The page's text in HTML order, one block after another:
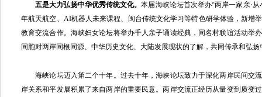
五是大力弘扬中华优秀传统文化。本届海峡论坛首次举办“两岸一家亲·
年航天航空、AI机器人未来课程、闽台传统文化学习等特色研学体验，新增
教育交流合作。海峡妇女论坛将举办千人亲子诵读经典，同名村联谊活动举
同胞对两岸同根同源、中华历史文化、大陆发展现状的了解，共同传承和弘
海峡论坛迈入第二个十年。过去十年，海峡论坛致力于深化两岸民间交
岸关系和平发展积累了来自两岸的重要民意。两岸交流正经历从量变到质变